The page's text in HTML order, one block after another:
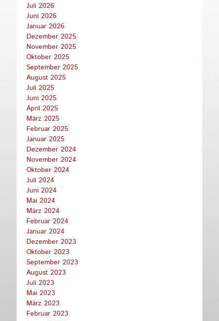
Juli 2026
Juni 2026
Januar 2026
Dezember 2025
November 2025
Oktober 2025
September 2025
August 2025
Juli 2025
Juni 2025
April 2025
März 2025
Februar 2025
Januar 2025
Dezember 2024
November 2024
Oktober 2024
Juli 2024
Juni 2024
Mai 2024
März 2024
Februar 2024
Januar 2024
Dezember 2023
Oktober 2023
September 2023
August 2023
Juli 2023
Mai 2023
März 2023
Februar 2023